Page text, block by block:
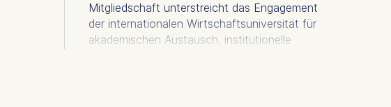
Mitgliedschaft unterstreicht das Engagement
der internationalen Wirtschaftsuniversität für
akademischen Austausch, institutionelle